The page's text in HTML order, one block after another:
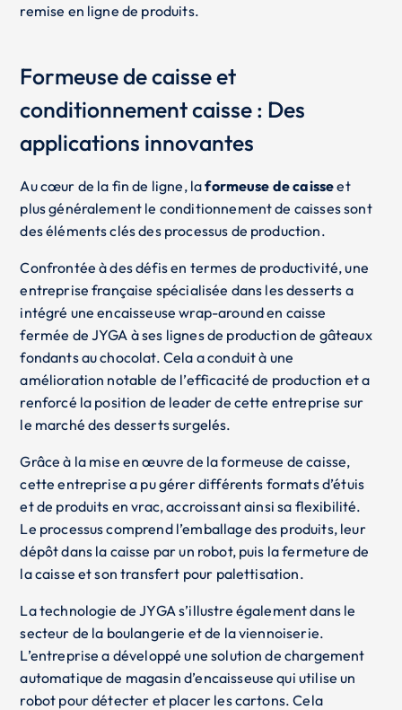
remise en ligne de produits.
Formeuse de caisse et
conditionnement caisse : Des
applications innovantes
Au cœur de la fin de ligne, laformeuse de caisseet
plus généralement le conditionnement de caisses sont
des éléments clés des processus de production.
Confrontée à des défis en termes de productivité, une
entreprise française spécialisée dans les desserts a
intégré une encaisseuse wrap-around en caisse
fermée de JYGA à ses lignes de production de gâteaux
fondants au chocolat. Cela a conduit à une
amélioration notable de l’efficacité de production et a
renforcé la position de leader de cette entreprise sur
le marché des desserts surgelés.
Grâce à la mise en œuvre de la formeuse de caisse,
cette entreprise a pu gérer différents formats d’étuis
et de produits en vrac, accroissant ainsi sa flexibilité.
Le processus comprend l’emballage des produits, leur
dépôt dans la caisse par un robot, puis la fermeture de
la caisse et son transfert pour palettisation.
La technologie de JYGA s’illustre également dans le
secteur de la boulangerie et de la viennoiserie.
L’entreprise a développé une solution de chargement
automatique de magasin d’encaisseuse qui utilise un
robot pour détecter et placer les cartons. Cela